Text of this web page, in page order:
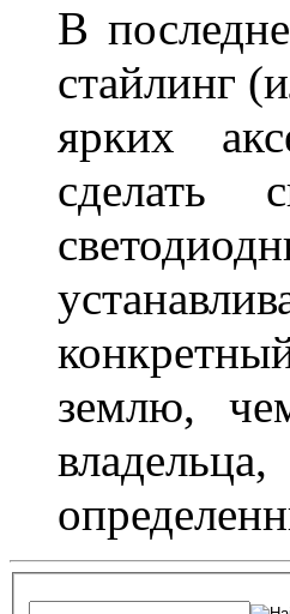
В
стайлинг
ярких
землю,